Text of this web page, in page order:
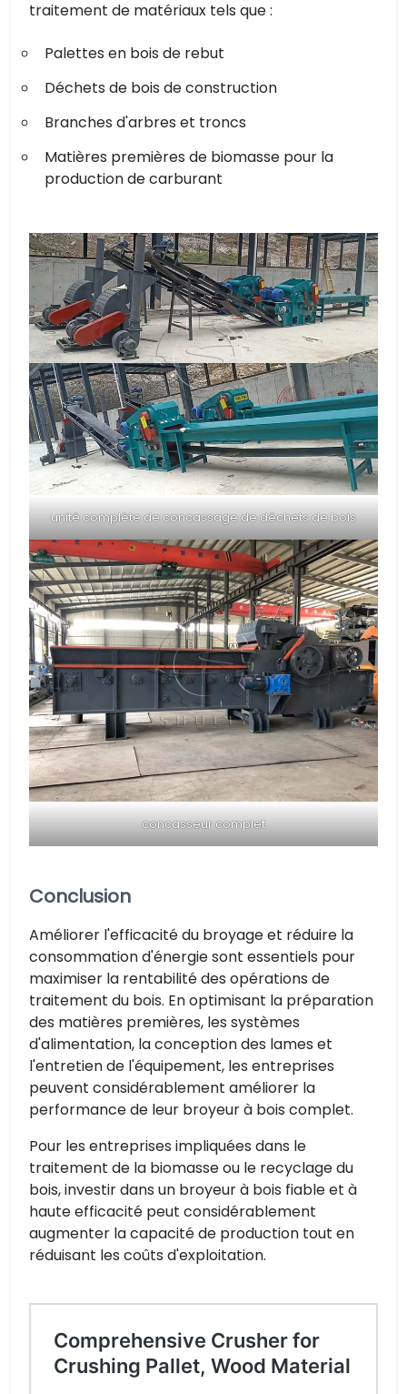
traitement de matériaux tels que :
Palettes en bois de rebut
Déchets de bois de construction
Branches d'arbres et troncs
Matières premières de biomasse pour la
production de carburant
unité complète de concassage de déchets de bois
concasseur complet
Conclusion
Améliorer l'efficacité du broyage et réduire la
consommation d'énergie sont essentiels pour
maximiser la rentabilité des opérations de
traitement du bois. En optimisant la préparation
des matières premières, les systèmes
d'alimentation, la conception des lames et
l'entretien de l'équipement, les entreprises
peuvent considérablement améliorer la
performance de leur broyeur à bois complet.
Pour les entreprises impliquées dans le
traitement de la biomasse ou le recyclage du
bois, investir dans un broyeur à bois fiable et à
haute efficacité peut considérablement
augmenter la capacité de production tout en
réduisant les coûts d'exploitation.